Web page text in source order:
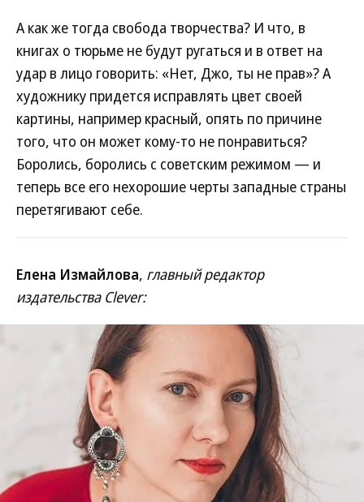
А как же тогда свобода творчества? И что, в
книгах о тюрьме не будут ругаться и в ответ на
удар в лицо говорить: «Нет, Джо, ты не прав»? А
художнику придется исправлять цвет своей
картины, например красный, опять по причине
того, что он может кому-то не понравиться?
Боролись, боролись с советским режимом — и
теперь все его нехорошие черты западные страны
перетягивают себе.
Елена Измайлова, главный редактор
издательства Clever: